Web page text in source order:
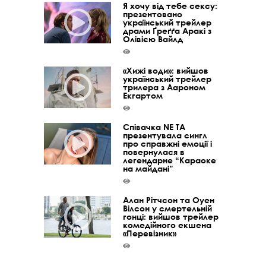
Я хочу від тебе сексу:
презентовано
український трейлер
драми Ґреґґа Аракі з
Олівією Вайлд
«Хижі води»: вийшов
український трейлер
трилера з Аароном
Екгартом
Співачка NE TA
презентувала сингл
про справжні емоції і
повернулася в
легендарне “Караоке
на майдані”
Алан Рітчсон та Оуен
Вілсон у смертельній
гонці: вийшов трейлер
комедійного екшена
«Перевізник»